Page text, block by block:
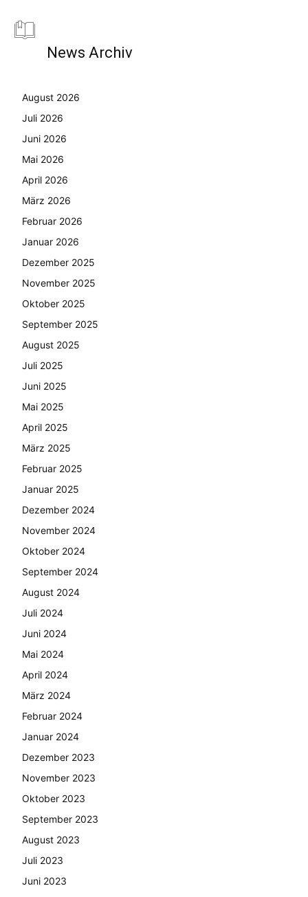
News Archiv
August 2026
Juli 2026
Juni 2026
Mai 2026
April 2026
März 2026
Februar 2026
Januar 2026
Dezember 2025
November 2025
Oktober 2025
September 2025
August 2025
Juli 2025
Juni 2025
Mai 2025
April 2025
März 2025
Februar 2025
Januar 2025
Dezember 2024
November 2024
Oktober 2024
September 2024
August 2024
Juli 2024
Juni 2024
Mai 2024
April 2024
März 2024
Februar 2024
Januar 2024
Dezember 2023
November 2023
Oktober 2023
September 2023
August 2023
Juli 2023
Juni 2023